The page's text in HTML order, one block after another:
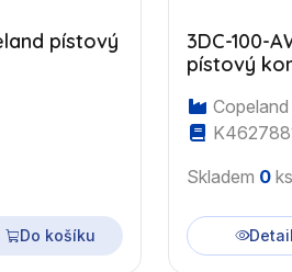
pístový
Do košíku
3DC-100-
pístový
Copeland
Skladem 0 ks
Detail